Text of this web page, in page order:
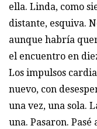
ella. Linda, como
distante, esquiva.
aunque habría
el encuentro en
Los impulsos
nuevo, con
una vez, una sola.
una. Pasaron.